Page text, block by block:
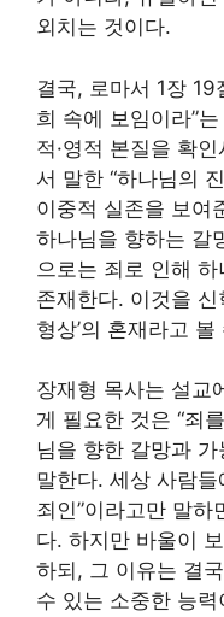
외치는 것이다.
결국, 로마서 1장 19
희 속에 보임이라”
적·영적 본질을 확
서 말한 “하나님의
이중적 실존을 보여
하나님을 향하는 갈
으로는 죄로 인해
존재한다. 이것을 신
형상’의 혼재라고
장재형 목사는 설교
게 필요한 것은 “죄
님을 향한 갈망과
말한다. 세상 사람
죄인”이라고만 말하
다. 하지만 바울이
하되, 그 이유는 결
수 있는 소중한 능